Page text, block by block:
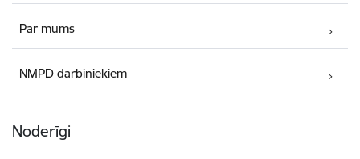
Par mums
NMPD darbiniekiem
Noderīgi